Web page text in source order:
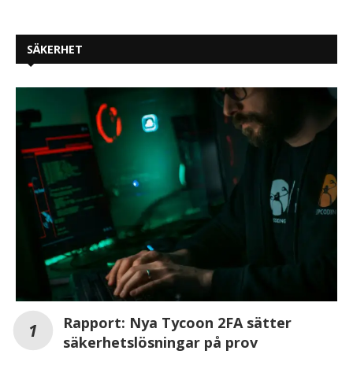
SÄKERHET
Rapport: Nya Tycoon 2FA sätter
säkerhetslösningar på prov